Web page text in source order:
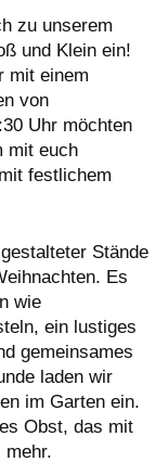
zu unserem
und Klein ein!
mit einem
von
Uhr möchten
mit euch
festlichem
Stände
Es
wie
ein lustiges
gemeinsames
laden wir
im Garten ein.
Obst, das mit
mehr.